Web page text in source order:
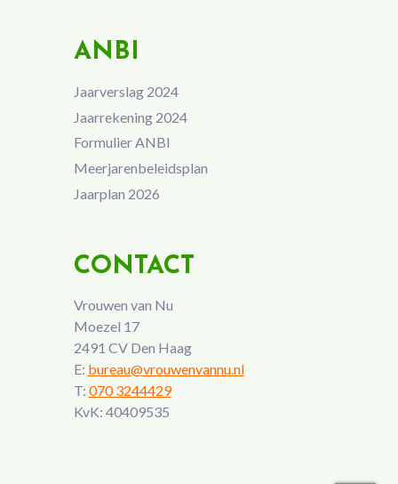
ANBI
Jaarverslag 2024
Jaarrekening 2024
Formulier ANBI
Meerjarenbeleidsplan
Jaarplan 2026
CONTACT
Vrouwen van Nu
Moezel 17
2491 CV Den Haag
E: bureau@vrouwenvannu.nl
T: 070 3244429
KvK: 40409535